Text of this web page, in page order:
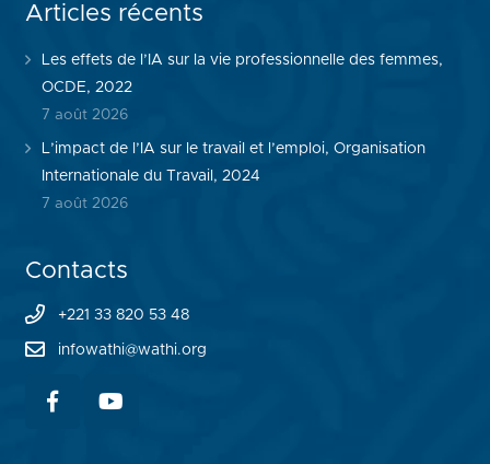
Articles récents
Les effets de l’IA sur la vie professionnelle des femmes,
OCDE, 2022
7 août 2026
L’impact de l’IA sur le travail et l’emploi, Organisation
Internationale du Travail, 2024
7 août 2026
Contacts
+221 33 820 53 48
infowathi@wathi.org